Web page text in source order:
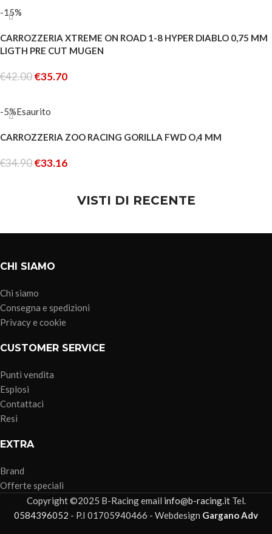
-15%
CARROZZERIA XTREME ON ROAD 1-8 HYPER DIABLO 0,75 MM
LIGTH PRE CUT MUGEN
€42.00€35.70
-5%Esaurito
CARROZZERIA ZOO RACING GORILLA FWD O,4 MM
€34.90€33.16
VISTI DI RECENTE
CHI SIAMO
Chi siamo
Consegna e spedizioni
Privacy e cookie
CUSTOMER SERVICE
Punti vendita
Esplosi
Contattaci
Resi
EXTRA
Brand
Offerte speciali
Copyright ©2025 B-Racing email info@b-racing.itTel.
0584396052 - P.I 01705940466 - Webdesign Gargano Adv